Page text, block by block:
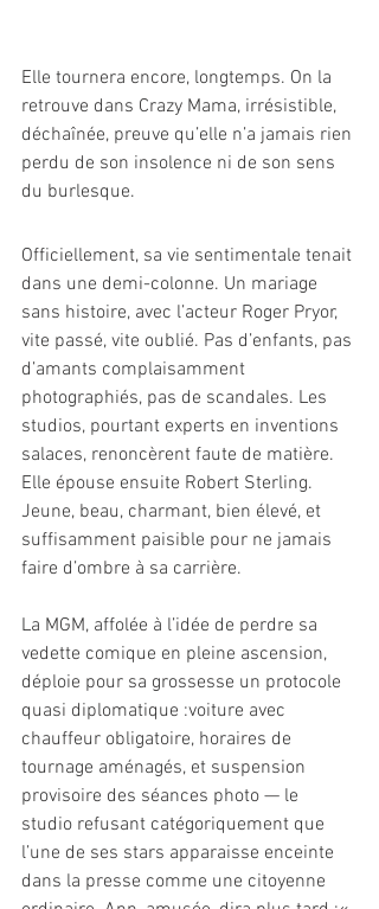
Elle tournera encore, longtemps. On la
retrouve dans Crazy Mama, irrésistible,
déchaînée, preuve qu’elle n’a jamais rien
perdu de son insolence ni de son sens
du burlesque.
Officiellement, sa vie sentimentale tenait
dans une demi-colonne. Un mariage
sans histoire, avec l’acteur Roger Pryor,
vite passé, vite oublié. Pas d’enfants, pas
d’amants complaisamment
photographiés, pas de scandales. Les
studios, pourtant experts en inventions
salaces, renoncèrent faute de matière.
Elle épouse ensuite Robert Sterling.
Jeune, beau, charmant, bien élevé, et
suffisamment paisible pour ne jamais
faire d’ombre à sa carrière.
La MGM, affolée à l’idée de perdre sa
vedette comique en pleine ascension,
déploie pour sa grossesse un protocole
quasi diplomatique :voiture avec
chauffeur obligatoire, horaires de
tournage aménagés, et suspension
provisoire des séances photo — le
studio refusant catégoriquement que
l’une de ses stars apparaisse enceinte
dans la presse comme une citoyenne